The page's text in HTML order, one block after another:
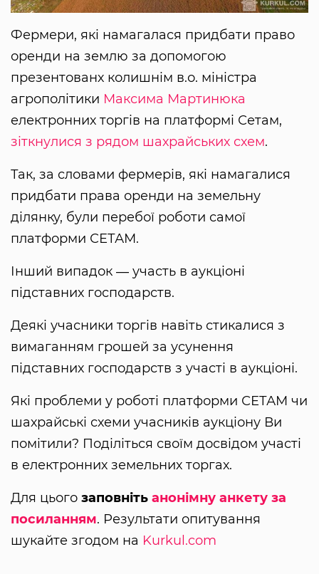
Фермери, які намагалася придбати право
оренди на землю за допомогою
презентованх колишнім в.о. міністра
агрополітики Максима Мартинюка
електронних торгів на платформі Сетам,
зіткнулися з рядом шахрайських схем.
Так, за словами фермерів, які намагалися
придбати права оренди на земельну
ділянку, були перебої роботи самої
платформи СЕТАМ.
Інший випадок ― участь в аукціоні
підставних господарств.
Деякі учасники торгів навіть стикалися з
вимаганням грошей за усунення
підставних господарств з участі в аукціоні.
Які проблеми у роботі платформи СЕТАМ чи
шахрайські схеми учасників аукціону Ви
помітили? Поділіться своїм досвідом участі
в електронних земельних торгах.
Для цього заповніть анонімну анкету за
посиланням. Результати опитування
шукайте згодом на Kurkul.com